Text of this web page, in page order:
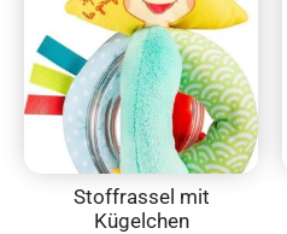
Stoffrassel mit
Kügelchen